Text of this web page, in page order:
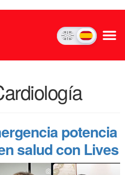
potencia
salud con Lives